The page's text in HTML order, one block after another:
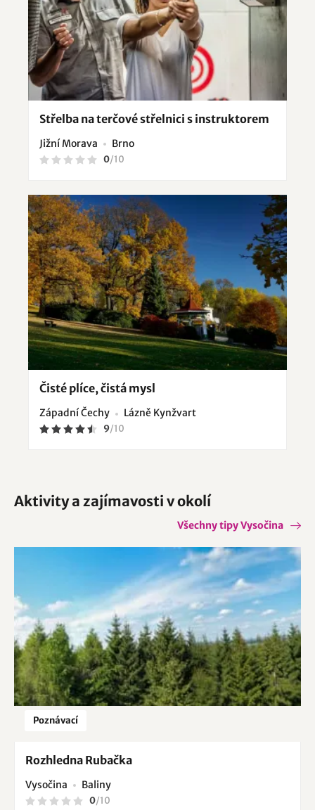
Střelba na terčové střelnici s instruktorem
Jižní Morava Brno
0/10
Čisté plíce, čistá mysl
Západní Čechy Lázně Kynžvart
9/10
Aktivity a zajímavosti v okolí
Všechny tipy Vysočina
Poznávací
Rozhledna Rubačka
Vysočina Baliny
0/10